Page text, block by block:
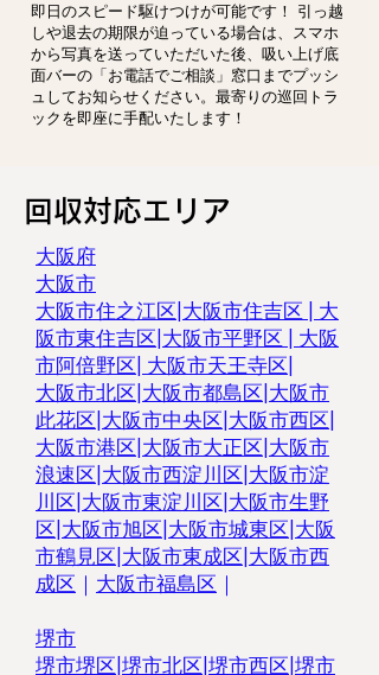
即日のスピード駆けつけが可能です！ 引っ越
しや退去の期限が迫っている場合は、スマホ
から写真を送っていただいた後、吸い上げ底
面バーの「お電話でご相談」窓口までプッシ
ュしてお知らせください。最寄りの巡回トラ
ックを即座に手配いたします！
回収対応エリア
大阪府
大阪市
大阪市住之江区 大阪市住吉区
大
阪市東住吉区 大阪市平野区
大阪
市阿倍野区 大阪市天王寺区
大阪市北区 大阪市都島区| 大阪市
此花区 大阪市中央区 大阪市西区
大阪市港区 大阪市大正区 大阪市
浪速区 大阪市西淀川区 大阪市淀
川区 大阪市東淀川区 大阪市生野
区 大阪市旭区 大阪市城東区 大阪
市鶴見区 大阪市東成区 大阪市西
成区 ｜ 大阪市福島区 ｜
堺市
堺市堺区 堺市北区 堺市西区 堺市